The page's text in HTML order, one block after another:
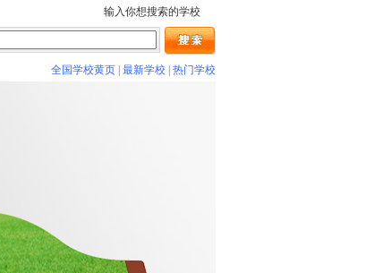
输入你想搜索的学校
全国学校黄页 最新学校 热门学校